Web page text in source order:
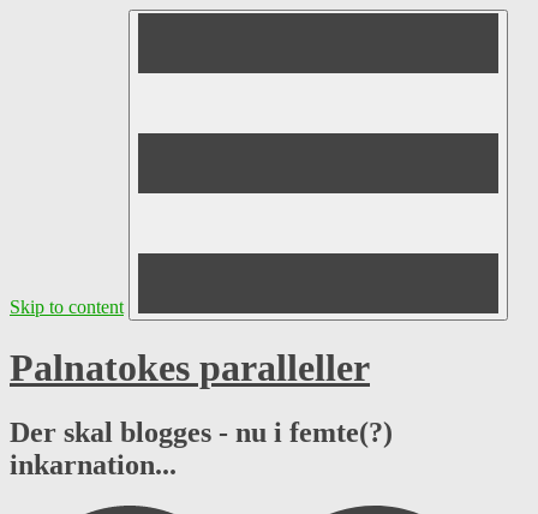
Skip to content
Palnatokes paralleller
Der skal blogges - nu i femte(?)
inkarnation...